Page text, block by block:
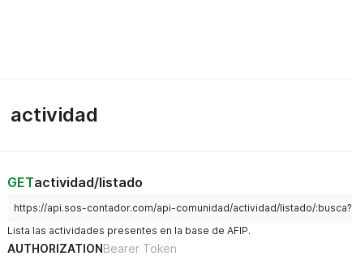
actividad
GETactividad/listado
https://api.sos-contador.com/api-comunidad/actividad/listado/:busca?
Lista las actividades presentes en la base de AFIP.
AUTHORIZATIONBearer Token